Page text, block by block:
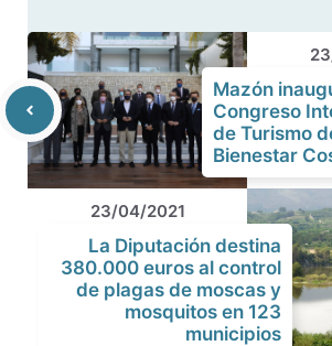
Mazón
Congreso
de Turismo
Bienestar
23/04/2021
La Diputación destina
380.000 euros al control
de plagas de moscas y
mosquitos en 123
municipios